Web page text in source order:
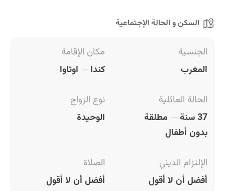
السكن و الحالة الإجتماعية
الجنسية
المغرب
مكان الإقامة
كندا
اوتاوا
الحالة العائلية
37 سنة
مطلقة
بدون أطفال
نوع الزواج
الوحيدة
الإلتزام الديني
أفضل أن لا أقول
الصلاة
أفضل أن لا أقول